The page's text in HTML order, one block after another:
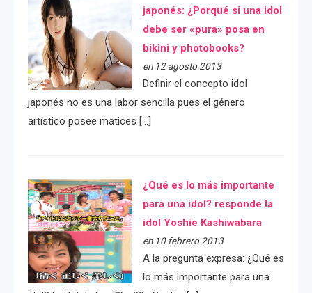
japonés: ¿Porqué si una idol
debe ser «pura» posa en
bikini y photobooks?
en 12 agosto 2013
Definir el concepto idol
japonés no es una labor sencilla pues el género
artístico posee matices […]
¿Qué es lo más importante
para una idol? responde la
idol Yoshie Kashiwabara
en 10 febrero 2013
A la pregunta expresa: ¿Qué es
lo más importante para una